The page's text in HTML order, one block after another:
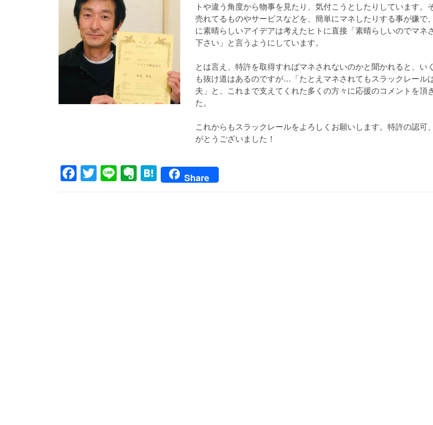
トや違う角度から物事を見たり、気付こうとしたりしています。
売れてるものやサービスなどを、簡単にマネしたりする事が嫌で
に素晴らしいアイデアは考えたヒトに直接「素晴らしいのでマネ
下さい」と言うようにしています。
とは言え、特許を取得すればマネされないのかと聞かれると、い
も抜け道はあるのですが…「たとえマネされてもスラックレール
夫」と、これまで支えてくれた多くの方々に応援のコメントを頂
た。
これからもスラックレールをよろしくお願いします。特許の認可
がとうございました！
Facebook
TwitterLineEvernote
Hatena
Share